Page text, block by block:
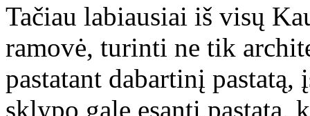
Tačiau labiausiai iš visų
ramovė, turinti ne tik
pastatant dabartinį
sklypo gale esantį